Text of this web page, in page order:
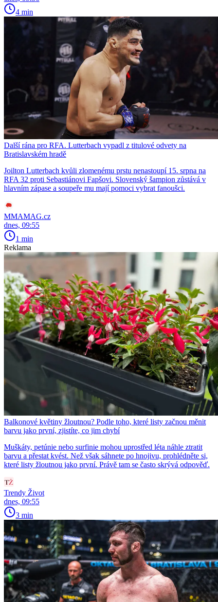
4 min
Další rána pro RFA. Lutterbach vypadl z titulové odvety na
Bratislavském hradě
Joilton Lutterbach kvůli zlomenému prstu nenastoupí 15. srpna na
RFA 32 proti Sebastiánovi Fapšovi. Slovenský šampion zůstává v
hlavním zápase a soupeře mu mají pomoci vybrat fanoušci.
MMAMAG.cz
dnes, 09:55
1 min
Reklama
Balkonové květiny žloutnou? Podle toho, které listy začnou měnit
barvu jako první, zjistíte, co jim chybí
Muškáty, petúnie nebo surfinie mohou uprostřed léta náhle ztratit
barvu a přestat kvést. Než však sáhnete po hnojivu, prohlédněte si,
které listy žloutnou jako první. Právě tam se často skrývá odpověď.
Trendy Život
dnes, 09:55
3 min